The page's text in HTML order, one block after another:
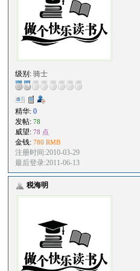
级别:骑士
精华:0
发帖:78
威望:78 点
金钱:780 RMB
注册时间:2010-03-29
最后登录:2011-06-13
税海明